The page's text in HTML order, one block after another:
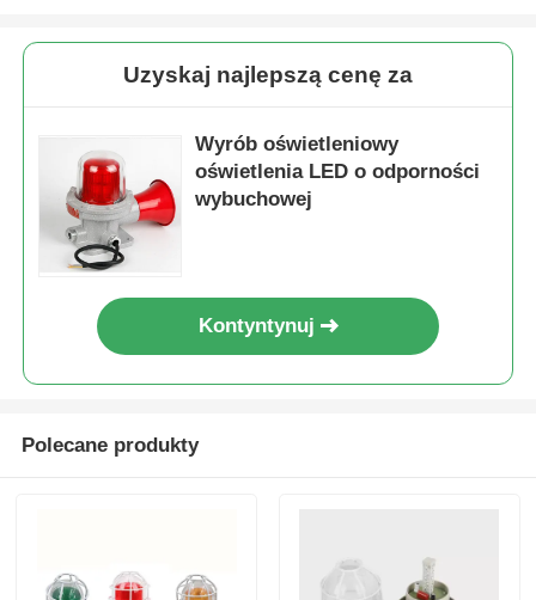
Uzyskaj najlepszą cenę za
Wyrób oświetleniowy
oświetlenia LED o odporności
wybuchowej
Kontyntynuj
Polecane produkty